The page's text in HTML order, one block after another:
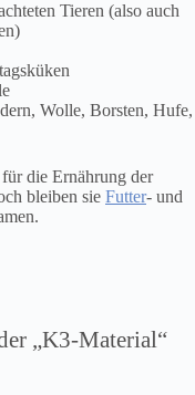
Tieren (also auch
Wolle, Borsten, Hufe,
die Ernährung der
bleiben sie Futter- und
„K3-Material“